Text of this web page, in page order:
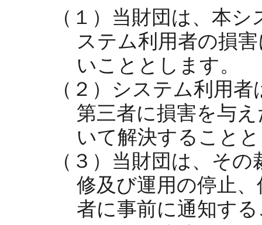
（１）当財団は、本
ステム利用者の損
いこととします。
（２）システム利用
第三者に損害を与
いて解決すること
（３）当財団は、そ
修及び運用の停止
者に事前に通知す